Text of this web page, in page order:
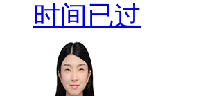
时间已过